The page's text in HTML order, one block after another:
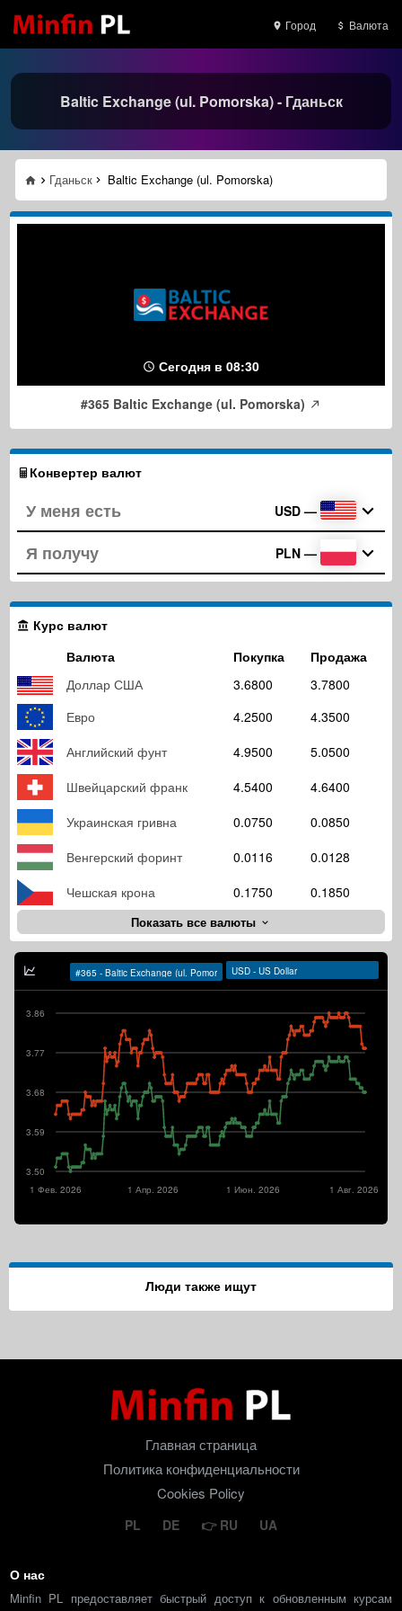
Город Валюта
Baltic Exchange (ul. Pomorska) - Гданьск
Гданьск Baltic Exchange (ul. Pomorska)
Сегодня в 08:30
#365 Baltic Exchange (ul. Pomorska)
Конвертер валют
USD —
PLN —
Курс валют
Валюта
Покупка
Продажа
Доллар США
3.6800
3.7800
Евро
4.2500
4.3500
Английский фунт
4.9500
5.0500
Швейцарский франк
4.5400
4.6400
Украинская гривна
0.0750
0.0850
Венгерский форинт
0.0116
0.0128
Чешская крона
0.1750 0.1850
Показать все валюты
3.50
3.59
3.68
3.77
3.86
1 Авг. 2026
1 Июн. 2026
1 Апр. 2026
1 Фев. 2026
Люди также ищут
Главная страница
Политика конфиденциальности
Cookies Policy
PL DE RU UA
О нас
Minfin PL предоставляет быстрый доступ к обновленным курсам